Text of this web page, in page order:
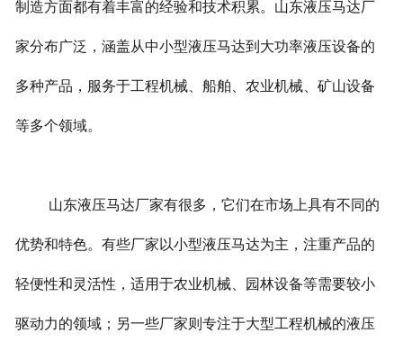
荣誉资质
行业新闻
制造方面都有着丰富的经验和技术积累。山东液压马达厂
家分布广泛，涵盖从中小型液压马达到大功率液压设备的
多种产品，服务于工程机械、船舶、农业机械、矿山设备
等多个领域。
山东液压马达厂家有很多，它们在市场上具有不同的
优势和特色。有些厂家以小型液压马达为主，注重产品的
轻便性和灵活性，适用于农业机械、园林设备等需要较小
驱动力的领域；另一些厂家则专注于大型工程机械的液压